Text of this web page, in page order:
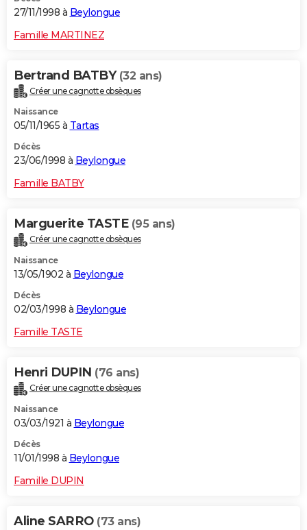
27/11/1998 à Beylongue
Famille MARTINEZ
Bertrand BATBY (32 ans)
Créer une cagnotte obsèques
Naissance
05/11/1965 à Tartas
Décès
23/06/1998 à Beylongue
Famille BATBY
Marguerite TASTE (95 ans)
Créer une cagnotte obsèques
Naissance
13/05/1902 à Beylongue
Décès
02/03/1998 à Beylongue
Famille TASTE
Henri DUPIN (76 ans)
Créer une cagnotte obsèques
Naissance
03/03/1921 à Beylongue
Décès
11/01/1998 à Beylongue
Famille DUPIN
Aline SARRO (73 ans)